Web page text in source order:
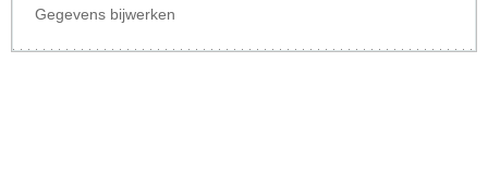
Gegevens bijwerken